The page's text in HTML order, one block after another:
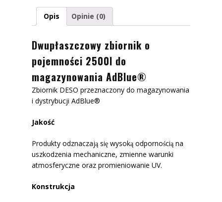
Opis Opinie (0)
Dwupłaszczowy zbiornik o
pojemności 2500l do
magazynowania AdBlue®
Zbiornik DESO przeznaczony do magazynowania
i dystrybucji AdBlue®
Jakość
Produkty odznaczają się wysoką odpornością na
uszkodzenia mechaniczne, zmienne warunki
atmosferyczne oraz promieniowanie UV.
Konstrukcja